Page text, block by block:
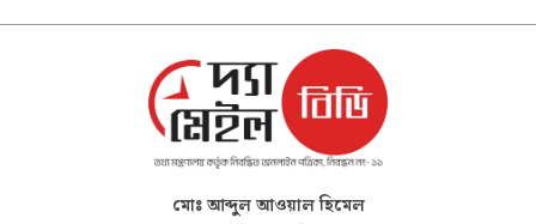
মোঃ আব্দুল আওয়াল হিমেল